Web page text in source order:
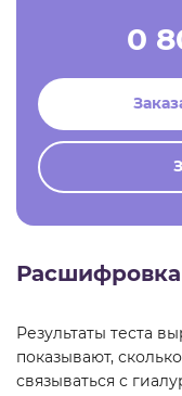
0
Расшифровка
Результаты теста
показывают,
связываться с